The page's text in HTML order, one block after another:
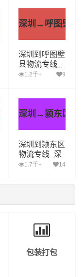
深圳→呼图壁县
深圳到呼图壁
县物流专线_
深圳到呼图壁
家好
1.2千+ 9
深圳→颍东区
深圳到颍东区
物流专线_深
圳到颍东区货
至颍东区运输
1.7千+ 14
包装打包